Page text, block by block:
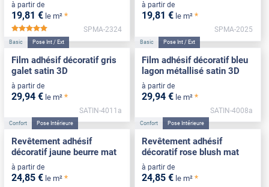
à partir de
19,81 € le m² *
SPMA-2324
à partir de
19,81 € le m² *
SPMA-2025
Basic Pose Int / Ext
Film adhésif décoratif gris
galet satin 3D
à partir de
29,94 € le m² *
SATIN-4011a
Basic Pose Int / Ext
Film adhésif décoratif bleu
lagon métallisé satin 3D
à partir de
29,94 € le m² *
SATIN-4008a
Confort Pose Intérieure
Revêtement adhésif
décoratif jaune beurre mat
à partir de
24,85 € le m² *
Confort Pose Intérieure
Revêtement adhésif
décoratif rose blush mat
à partir de
24,85 € le m² *